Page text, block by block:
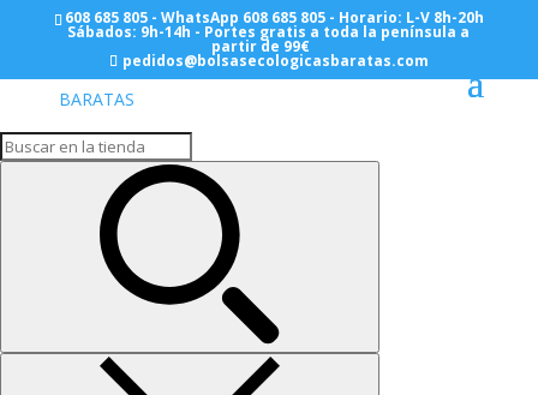
608 685 805 - WhatsApp 608 685 805 - Horario: L-V 8h-20h
Sábados: 9h-14h - Portes gratis a toda la península a
partir de 99€
pedidos@bolsasecologicasbaratas.com
Inicio/BOLSAS AUTOCIERRE CON CIERRE CURSOR
ZIP MINIGRIP
11×30 (Caja de 5000 Unidades)